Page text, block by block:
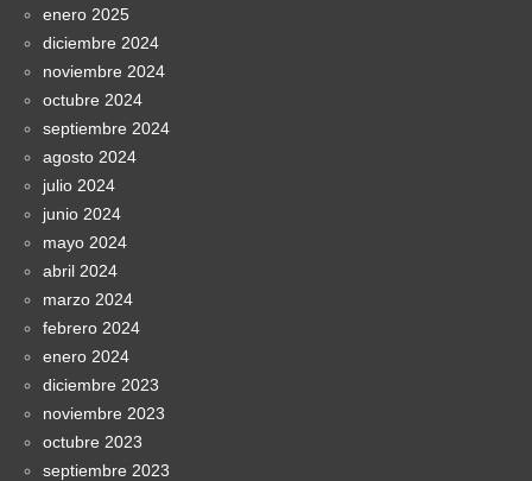
enero 2025
diciembre 2024
noviembre 2024
octubre 2024
septiembre 2024
agosto 2024
julio 2024
junio 2024
mayo 2024
abril 2024
marzo 2024
febrero 2024
enero 2024
diciembre 2023
noviembre 2023
octubre 2023
septiembre 2023